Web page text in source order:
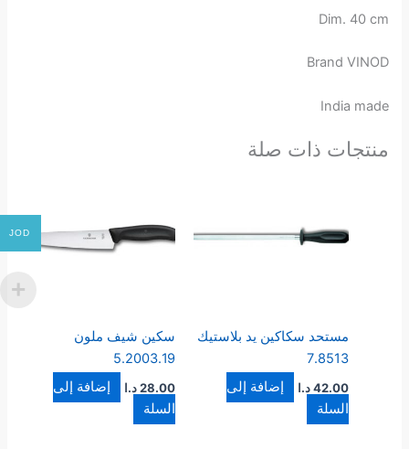
Dim. 40 cm
Brand VINOD
India made
منتجات ذات صلة
مستحد سكاكين يد بلاستيك
7.8513
42.00 د.ا
إضافة إلى
السلة
سكين شيف ملون
5.2003.19
28.00د.ا
إضافة إلى
السلة
JOD